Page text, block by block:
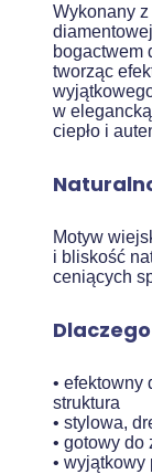
Wykonany
bogactwem
tworząc
w
ciepło i
Motyw
i bliskość
ceniących
• efektowny
struktura
• stylowa,
• gotowy do
• wyjątkowy